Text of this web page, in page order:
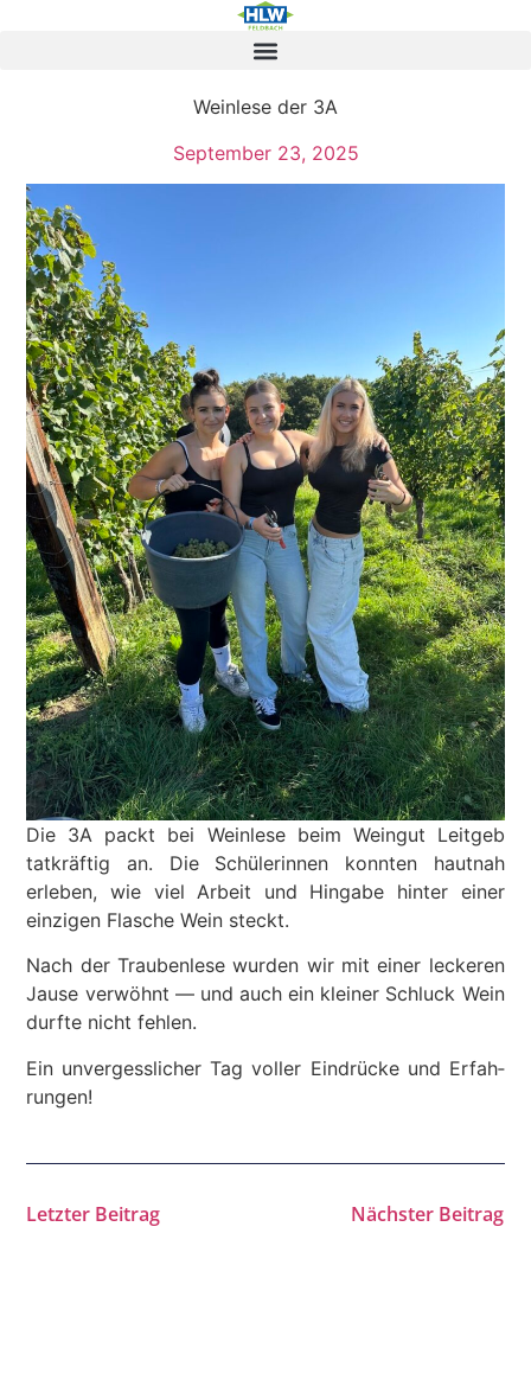
Weinlese der 3A
September 23, 2025
Die 3A packt bei Weinlese beim Weingut Leitgeb
tatkräftig an. Die Schüle­rinnen konnten hautnah
erleben, wie viel Arbeit und Hingabe hinter einer
einzigen Flasche Wein steckt.
Nach der Traubenlese wurden wir mit einer leckeren
Jause verwöhnt — und auch ein kleiner Schluck Wein
durfte nicht fehlen.
Ein unver­gess­licher Tag voller Eindrücke und Erfah­
rungen!
Letzter Beitrag Nächster Beitrag